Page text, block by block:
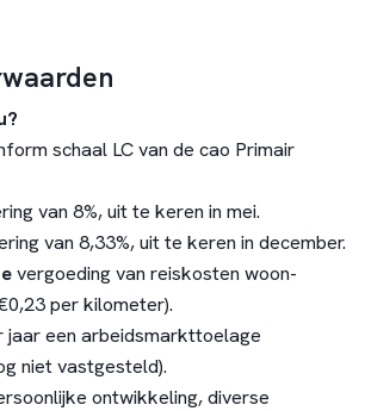
schaal LC van de cao Primair
van 8%, uit te keren in mei.
van 8,33%, uit te keren in december.
vergoeding van reiskosten woon-
per kilometer).
jaar een arbeidsmarkttoelage
niet vastgesteld).
ontwikkeling, diverse